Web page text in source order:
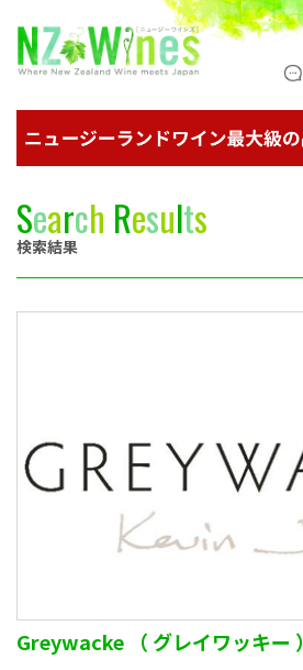
ニュージーラン
Search Results
検索結果
Greywacke （ グレイワッキー ）